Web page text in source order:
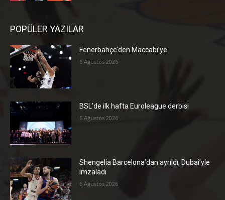
POPÜLER YAZILAR
Fenerbahçe’den Maccabi’ye
6 Ağustos 2026
BSL’de ilk hafta Euroleague derbisi
6 Ağustos 2026
Shengelia Barcelona’dan ayrıldı, Dubai’yle
imzaladı
6 Ağustos 2026